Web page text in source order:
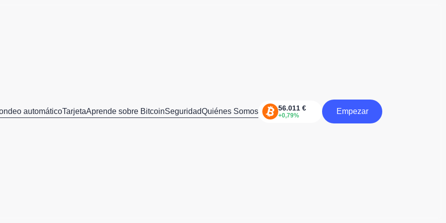
automáticoTarjetaAprende sobre BitcoinSeguridadQuiénes Somos
Empezar
Comienzo